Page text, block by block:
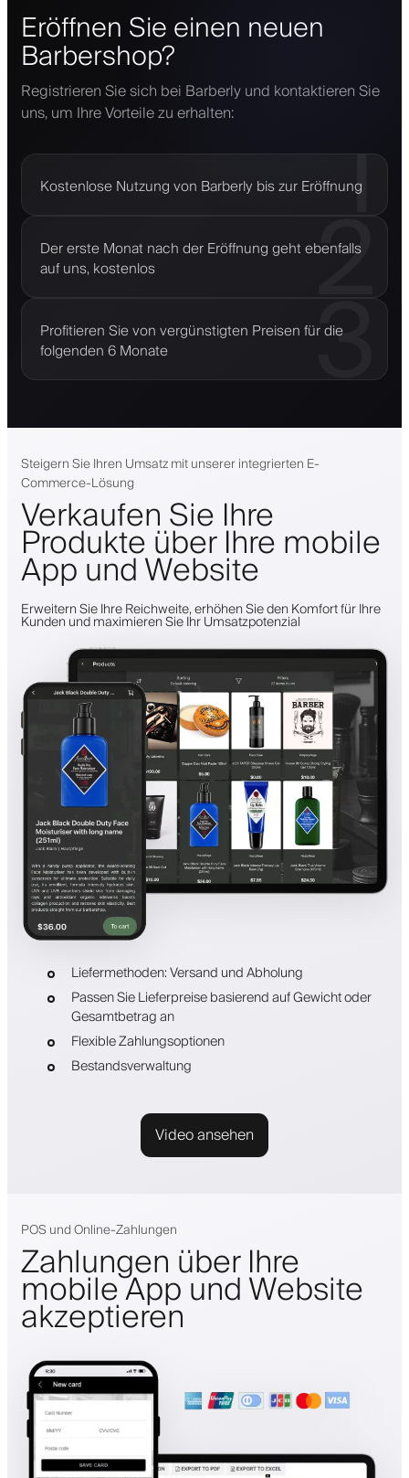
Eröffnen Sie einen neuen
Barbershop?
Registrieren Sie sich bei Barberly und kontaktieren Sie
uns, um Ihre Vorteile zu erhalten:
Kostenlose Nutzung von Barberly bis zur Eröffnung
1
Der erste Monat nach der Eröffnung geht ebenfalls
auf uns, kostenlos
2
Profitieren Sie von vergünstigten Preisen für die
folgenden 6 Monate
3
Steigern Sie Ihren Umsatz mit unserer integrierten E-
Commerce-Lösung
Verkaufen Sie Ihre
Produkte über Ihre mobile
App und Website
Erweitern Sie Ihre Reichweite, erhöhen Sie den Komfort für Ihre
Kunden und maximieren Sie Ihr Umsatzpotenzial
Liefermethoden: Versand und Abholung
Passen Sie Lieferpreise basierend auf Gewicht oder
Gesamtbetrag an
Flexible Zahlungsoptionen
Bestandsverwaltung
Video ansehen
POS und Online-Zahlungen
Zahlungen über Ihre
mobile App und Website
akzeptieren